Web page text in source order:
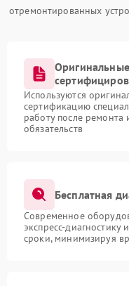
отремонтированных
Используются
сертификацию
работу после
обязательств
Бесплатная
Современное
экспресс-диагностику
сроки, минимизируя